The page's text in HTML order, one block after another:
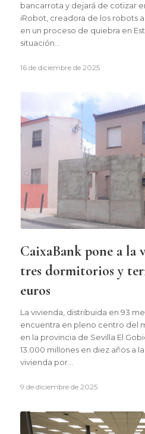
bancarrota y dejará de cotizar
iRobot, creadora de los robots
en un proceso de quiebra en
situación…
16 de diciembre de 2025
CaixaBank pone a la
tres dormitorios y
euros
La vivienda, distribuida en 93
encuentra en pleno centro del
en la provincia de Sevilla El
13.000 millones en diez años a
vivienda por…
9 de diciembre de 2025